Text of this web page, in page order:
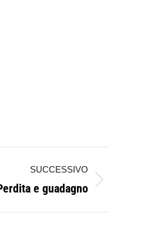
SUCCESSIVO
e guadagno